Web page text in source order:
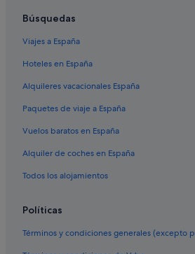
Búsquedas
Viajes a España
Hoteles en España
Alquileres vacacionales España
Paquetes de viaje a España
Vuelos baratos en España
Alquiler de coches en España
Todos los alojamientos
Políticas
Términos y condiciones generales (excepto